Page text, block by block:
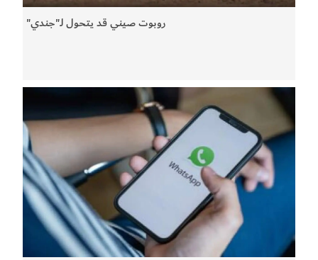
روبوت صيني قد يتحول لـ"جندي"